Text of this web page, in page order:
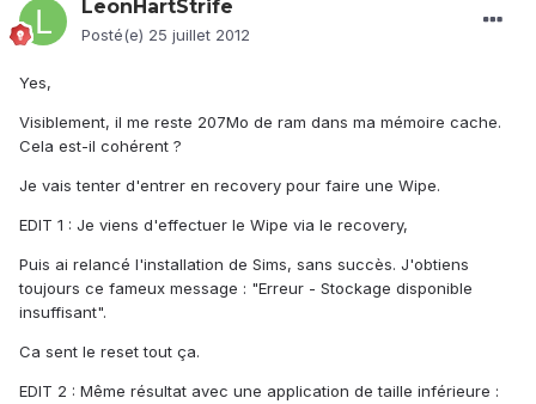
LeonHartStrife
Posté(e) 25 juillet 2012
Yes,
Visiblement, il me reste 207Mo de ram dans ma mémoire cache.
Cela est-il cohérent ?
Je vais tenter d'entrer en recovery pour faire une Wipe.
EDIT 1 : Je viens d'effectuer le Wipe via le recovery,
Puis ai relancé l'installation de Sims, sans succès. J'obtiens
toujours ce fameux message : "Erreur - Stockage disponible
insuffisant".
Ca sent le reset tout ça.
EDIT 2 : Même résultat avec une application de taille inférieure :